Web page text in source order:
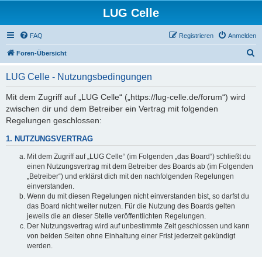
LUG Celle
FAQ Anmelden
Registrieren
Foren-Übersicht
LUG Celle - Nutzungsbedingungen
Mit dem Zugriff auf „LUG Celle“ („https://lug-celle.de/forum“) wird
zwischen dir und dem Betreiber ein Vertrag mit folgenden
Regelungen geschlossen:
1. NUTZUNGSVERTRAG
Mit dem Zugriff auf „LUG Celle“ (im Folgenden „das Board“) schließt du
einen Nutzungsvertrag mit dem Betreiber des Boards ab (im Folgenden
„Betreiber“) und erklärst dich mit den nachfolgenden Regelungen
einverstanden.
Wenn du mit diesen Regelungen nicht einverstanden bist, so darfst du
das Board nicht weiter nutzen. Für die Nutzung des Boards gelten
jeweils die an dieser Stelle veröffentlichten Regelungen.
Der Nutzungsvertrag wird auf unbestimmte Zeit geschlossen und kann
von beiden Seiten ohne Einhaltung einer Frist jederzeit gekündigt
werden.